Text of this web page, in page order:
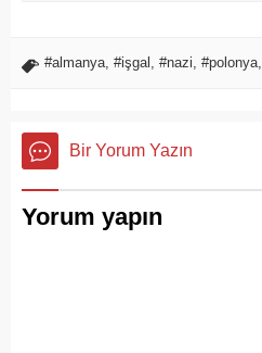
#almanya, #işgal , #nazi, #polonya,
Bir Yorum Yazın
Yorum yapın